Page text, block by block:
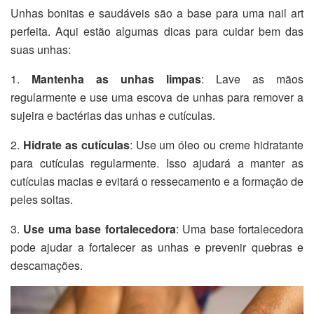
Unhas bonitas e saudáveis são a base para uma nail art
perfeita. Aqui estão algumas dicas para cuidar bem das
suas unhas:
1. Mantenha as unhas limpas: Lave as mãos
regularmente e use uma escova de unhas para remover a
sujeira e bactérias das unhas e cutículas.
2. Hidrate as cutículas: Use um óleo ou creme hidratante
para cutículas regularmente. Isso ajudará a manter as
cutículas macias e evitará o ressecamento e a formação de
peles soltas.
3. Use uma base fortalecedora: Uma base fortalecedora
pode ajudar a fortalecer as unhas e prevenir quebras e
descamações.